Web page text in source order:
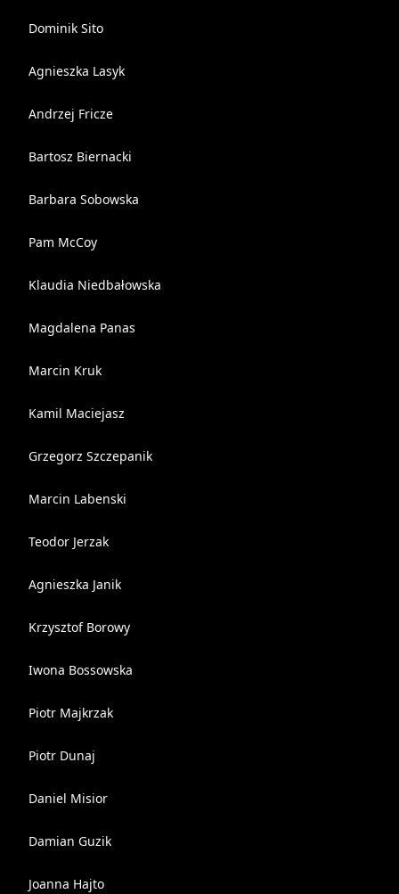
Dominik Sito
Agnieszka Lasyk
Andrzej Fricze
Bartosz Biernacki
Barbara Sobowska
Pam McCoy
Klaudia Niedbałowska
Magdalena Panas
Marcin Kruk
Kamil Maciejasz
Grzegorz Szczepanik
Marcin Labenski
Teodor Jerzak
Agnieszka Janik
Krzysztof Borowy
Iwona Bossowska
Piotr Majkrzak
Piotr Dunaj
Daniel Misior
Damian Guzik
Joanna Hajto